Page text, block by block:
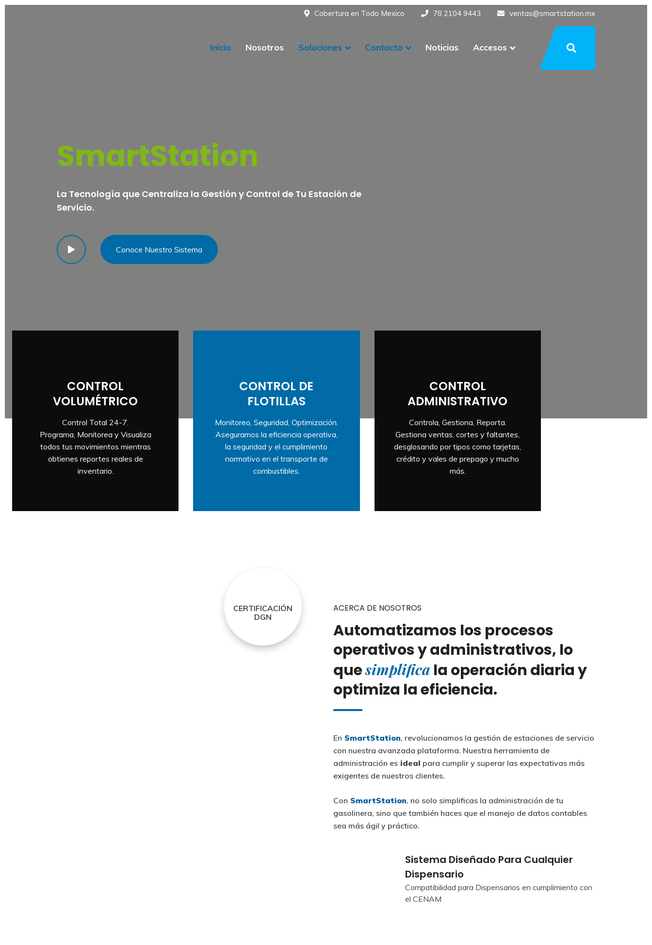
Cobertura en Todo Mexico 78 2104 9443 ventas@smartstation.mx
Inicio Nosotros Soluciones Contacto Noticias Accesos
SmartStation
La Tecnología que Centraliza la Gestión y Control de Tu Estación de
Servicio.
Conoce Nuestro Sistema
CONTROL
VOLUMÉTRICO
Control Total 24-7.
Programa, Monitorea y Visualiza
todos tus movimientos mientras
obtienes reportes reales de
inventario.
CONTROL DE
FLOTILLAS
Monitoreo, Seguridad, Optimización.
Aseguramos la eficiencia operativa,
la seguridad y el cumplimiento
normativo en el transporte de
combustibles.
CONTROL
ADMINISTRATIVO
Controla, Gestiona, Reporta.
Gestiona ventas, cortes y faltantes,
desglosando por tipos como tarjetas,
crédito y vales de prepago y mucho
más.
CERTIFICACIÓN
DGN
ACERCA DE NOSOTROS
Automatizamos los procesos
operativos y administrativos, lo
quesimplifica la operación diaria y
optimiza la eficiencia.
En SmartStation, revolucionamos la gestión de estaciones de servicio
con nuestra avanzada plataforma. Nuestra herramienta de
administración es ideal para cumplir y superar las expectativas más
exigentes de nuestros clientes.
Con SmartStation, no solo simplificas la administración de tu
gasolinera, sino que también haces que el manejo de datos contables
sea más ágil y práctico.
Sistema Diseñado Para Cualquier
Dispensario
Compatibilidad para Dispensarios en cumplimiento con
el CENAM